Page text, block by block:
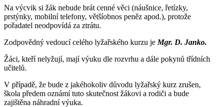
Na výcvik si žák nebude brát cenné věci (náušnice, řetízky,
prstýnky, mobilní telefony, většíobnos peněz apod.), protože
pořadatel neodpovídá za ztrátu.
Zodpovědný vedoucí celého lyžařského kurzu je Mgr. D. Janko.
Žáci, kteří nelyžují, mají výuku dle rozvrhu a dále pokynů třídních
učitelů.
V případě, že bude z jakéhokoliv důvodu lyžařský kurz zrušen,
škola předem oznámí tuto skutečnost žákovi a rodiči a bude
zajištěna náhradní výuka.